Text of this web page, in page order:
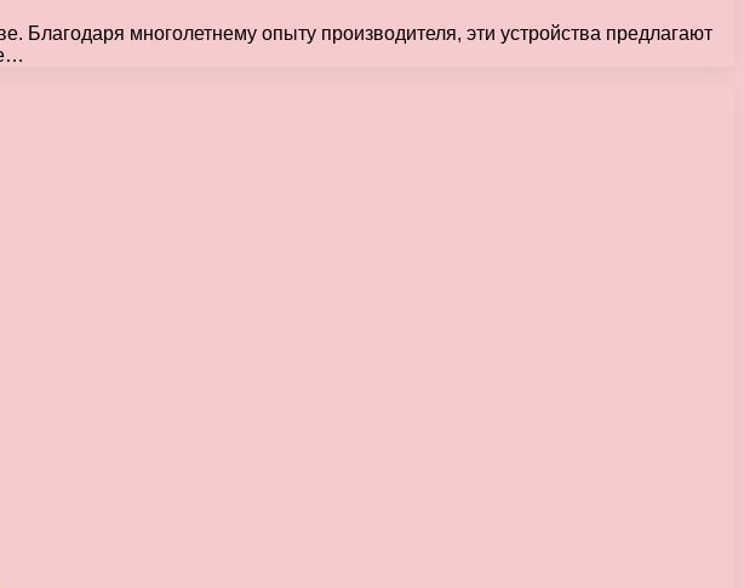
многолетнему опыту производителя, эти устройства предлагают